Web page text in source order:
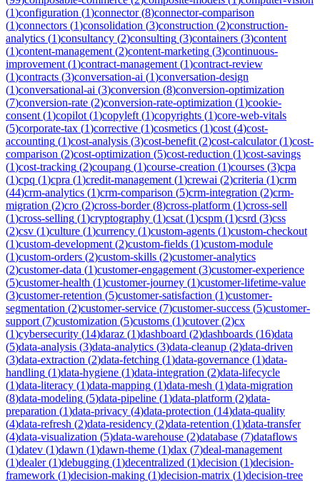
(1)configuration (1)connector(8)connector-comparison
(1)connectors (1)consolidation (3)construction (2)construction-
analytics (1)consultancy (2)consulting (3)containers (3)content
(1)content-management (2)content-marketing (3)continuous-
improvement (1)contract-management (1)contract-review
(1)contracts (3)conversation-ai (1)conversation-design
(1)conversational-ai (3)conversion (8)conversion-optimization
(7)conversion-rate (2)conversion-rate-optimization (1)cookie-
consent (1)copilot (1)copyleft (1)copyrights (1)core-web-vitals
(5)corporate-tax (1)corrective (1)cosmetics (1)cost (4)cost-
accounting (1)cost-analysis (3)cost-benefit (2)cost-calculator(1)cost-
comparison (2)cost-optimization (5)cost-reduction (1)cost-savings
(1)cost-tracking (2)coupang (1)course-creation (1)courses (3)cpa
(1)cpq (1)cpra (1)credit-management (1)crewai (2)criteria (1)crm
(44)crm-analytics (1)crm-comparison (5)crm-integration (2)crm-
migration (2)cro (2)cross-border(8)cross-platform (1)cross-sell
(1)cross-selling (1)cryptography (1)csat (1)cspm (1)csrd (3)css
(2)csv (1)culture (1)currency (1)custom-agents (1)custom-checkout
(1)custom-development (2)custom-fields (1)custom-module
(1)custom-orders (2)custom-skills (2)customer-analytics
(2)customer-data (1)customer-engagement (3)customer-experience
(5)customer-health (1)customer-journey (1)customer-lifetime-value
(3)customer-retention (5)customer-satisfaction (1)customer-
segmentation (2)customer-service (7)customer-success (5)customer-
support (7)customization (5)customs (1)cutover(2)cx
(1)cybersecurity (14)daraz (1)dashboard (2)dashboards (16)data
(5)data-analysis (3)data-analytics (3)data-cleanup (2)data-driven
(3)data-extraction (2)data-fetching (1)data-governance (1)data-
handling (1)data-hygiene (1)data-integration (2)data-lifecycle
(1)data-literacy (1)data-mapping (1)data-mesh (1)data-migration
(8)data-modeling (5)data-pipeline (1)data-platform (2)data-
preparation (1)data-privacy (4)data-protection (14)data-quality
(4)data-refresh (2)data-residency (2)data-retention (1)data-transfer
(4)data-visualization (5)data-warehouse (2)database (7)dataflows
(1)datev (1)dawn (1)dawn-theme (1)dax (7)deal-management
(1)dealer(1)debugging (1)decentralized (1)decision (1)decision-
framework (1)decision-making (1)decision-matrix (1)decision-tree